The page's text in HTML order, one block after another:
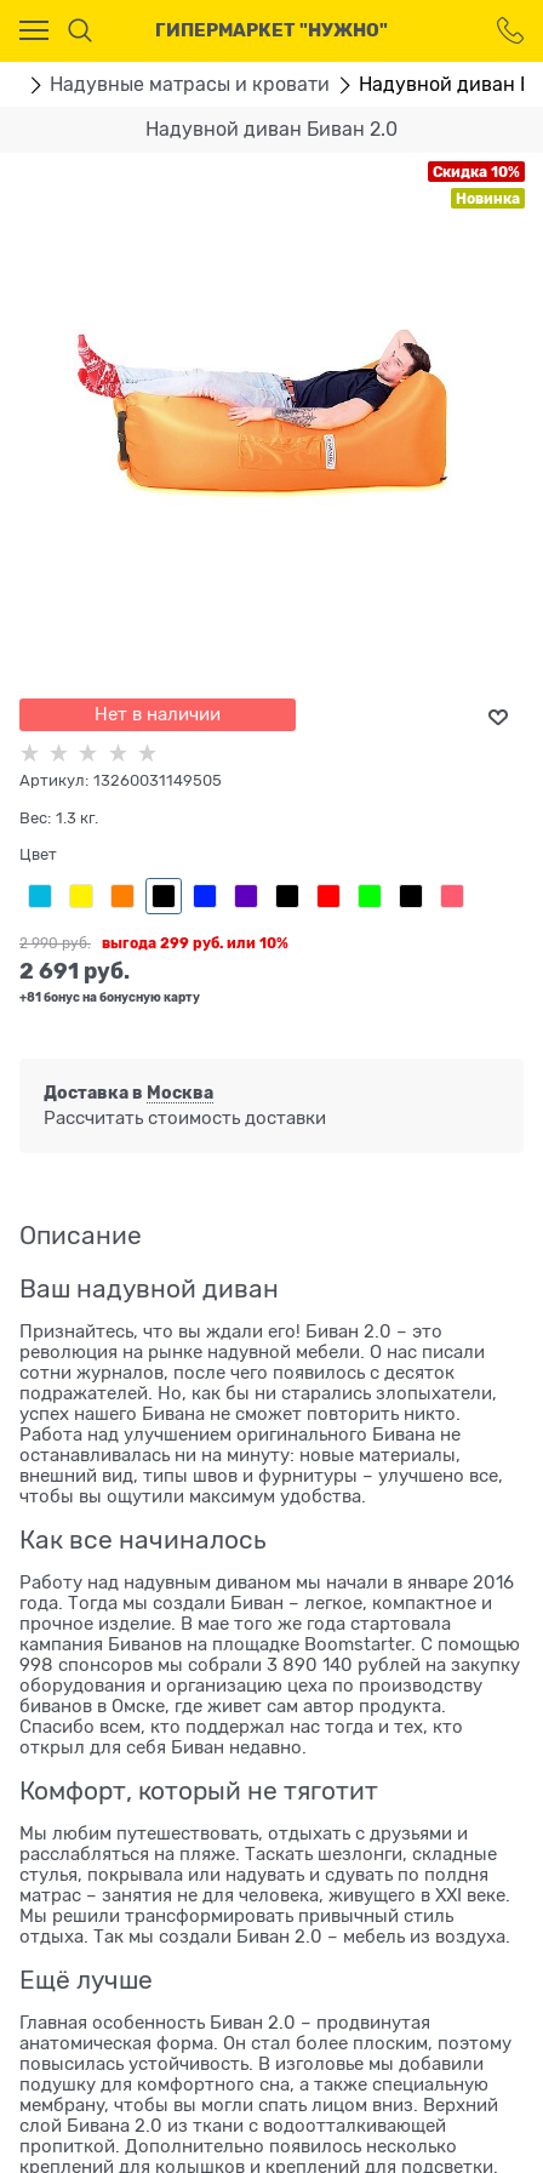
ГИПЕРМАРКЕТ "НУЖНО"
Надувные матрасы и кровати Надувной диван
Надувной диван Биван 2.0
Скидка 10%
Новинка
Нет в наличии
Артикул: 13260031149505
Вес: 1.3 кг.
Цвет
2 990 руб.
2 691 руб.
выгода299 руб. или10%
+81 бонус на бонусную карту
Доставка в Москва
Рассчитать стоимость доставки
Описание
Ваш надувной диван
Признайтесь, что вы ждали его! Биван 2.0 – это
революция на рынке надувной мебели. О нас писали
сотни журналов, после чего появилось с десяток
подражателей. Но, как бы ни старались злопыхатели,
успех нашего Бивана не сможет повторить никто.
Работа над улучшением оригинального Бивана не
останавливалась ни на минуту: новые материалы,
внешний вид, типы швов и фурнитуры – улучшено все,
чтобы вы ощутили максимум удобства.
Как все начиналось
Работу над надувным диваном мы начали в январе 2016
года. Тогда мы создали Биван – легкое, компактное и
прочное изделие. В мае того же года стартовала
кампания Биванов на площадке Boomstarter. С помощью
998 спонсоров мы собрали 3 890 140 рублей на закупку
оборудования и организацию цеха по производству
биванов в Омске, где живет сам автор продукта.
Спасибо всем, кто поддержал нас тогда и тех, кто
открыл для себя Биван недавно.
Комфорт, который не тяготит
Мы любим путешествовать, отдыхать с друзьями и
расслабляться на пляже. Таскать шезлонги, складные
стулья, покрывала или надувать и сдувать по полдня
матраc – занятия не для человека, живущего в ХXI веке.
Мы решили трансформировать привычный стиль
отдыха. Так мы создали Биван 2.0 – мебель из воздуха.
Ещё лучше
Главная особенность Биван 2.0 – продвинутая
анатомическая форма. Он стал более плоским, поэтому
повысилась устойчивость. В изголовье мы добавили
подушку для комфортного сна, а также специальную
мембрану, чтобы вы могли спать лицом вниз. Верхний
слой Бивана 2.0 из ткани с водоотталкивающей
пропиткой. Дополнительно появилось несколько
креплений для колышков и креплений для подсветки.
Ваш город - Москва,
угадали?
ДА НЕТ